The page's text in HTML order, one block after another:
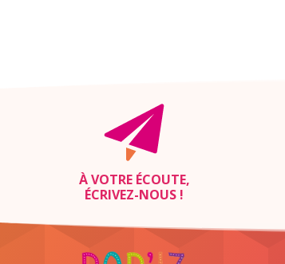
À VOTRE ÉCOUTE,
ÉCRIVEZ-NOUS !